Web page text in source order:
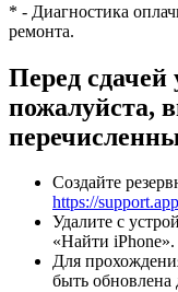
* - Диагностика
ремонта.
Перед сдачей
пожалуйста,
Создайте
https://
Удалите с
«Найти iPhone».
Для
быть обновлена